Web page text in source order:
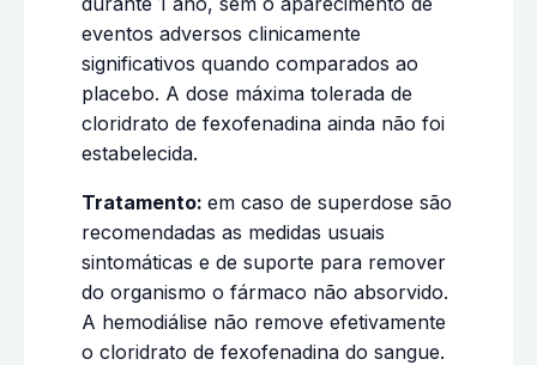
eventos adversos clinicamente
significativos quando comparados ao
placebo. A dose máxima tolerada de
cloridrato de fexofenadina ainda não foi
estabelecida.
Tratamento: em caso de superdose são
recomendadas as medidas usuais
sintomáticas e de suporte para remover
do organismo o fármaco não absorvido.
A hemodiálise não remove efetivamente
o cloridrato de fexofenadina do sangue.